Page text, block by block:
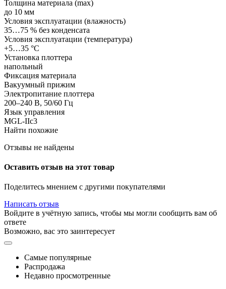
Толщина материала (max)
до 10 мм
Условия эксплуатации (влажность)
35…75 % без конденсата
Условия эксплуатации (температура)
+5…35 °С
Установка плоттера
напольный
Фиксация материала
Вакуумный прижим
Электропитание плоттера
200–240 В, 50/60 Гц
Язык управления
MGL-IIc3
Найти похожие
Отзывы не найдены
Оставить отзыв на этот товар
Поделитесь мнением с другими покупателями
Написать отзыв
Войдите в учётную запись, чтобы мы могли сообщить вам об
ответе
Возможно, вас это заинтересует
Самые популярные
Распродажа
Недавно просмотренные